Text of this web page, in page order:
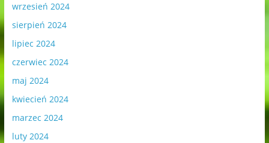
wrzesień 2024
sierpień 2024
lipiec 2024
czerwiec 2024
maj 2024
kwiecień 2024
marzec 2024
luty 2024